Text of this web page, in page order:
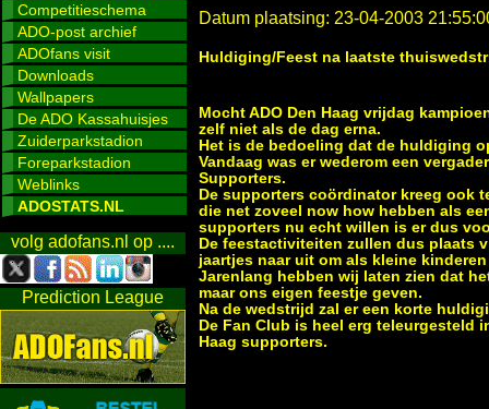
Competitieschema
ADO-post archief
ADOfans visit
Downloads
Wallpapers
De ADO Kassahuisjes
Zuiderparkstadion
Foreparkstadion
Weblinks
ADOSTATS.NL
volg adofans.nl op ....
Prediction League
Datum plaatsing: 23-04-2003
Huldiging/Feest na laatste
Mocht ADO Den Haag vrijdag
zelf niet als de dag erna.
Het is de bedoeling dat de huldiging
Vandaag was er wederom een
Supporters.
De supporters coördinator kreeg ook
die net zoveel now how hebben als
supporters nu echt willen is er dus
De feestactiviteiten zullen dus plaats
jaartjes naar uit om als kleine
Jarenlang hebben wij laten zien dat
maar ons eigen feestje geven.
Na de wedstrijd zal er een korte
De Fan Club is heel erg teleurgesteld
Haag supporters.